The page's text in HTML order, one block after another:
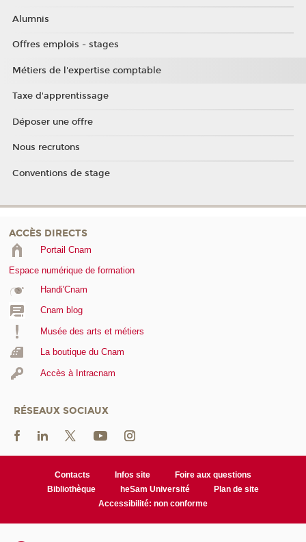
Alumnis
Offres emplois - stages
Métiers de l'expertise comptable
Taxe d'apprentissage
Déposer une offre
Nous recrutons
Conventions de stage
ACCÈS DIRECTS
Portail Cnam
Espace numérique de formation
Handi'Cnam
Cnam blog
Musée des arts et métiers
La boutique du Cnam
Accès à Intracnam
RÉSEAUX SOCIAUX
Contacts Infos site
Foire aux questions
Bibliothèque
heSam Université
Plan de site
Accessibilité: non conforme